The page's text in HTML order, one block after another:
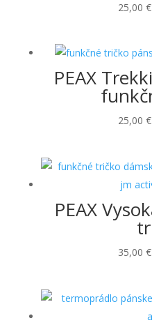
25,00€
PEAX
25,00€
PEAX
35,00€